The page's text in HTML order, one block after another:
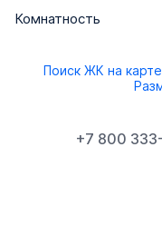
Комнатность
Поиск ЖК на карте
+7 800